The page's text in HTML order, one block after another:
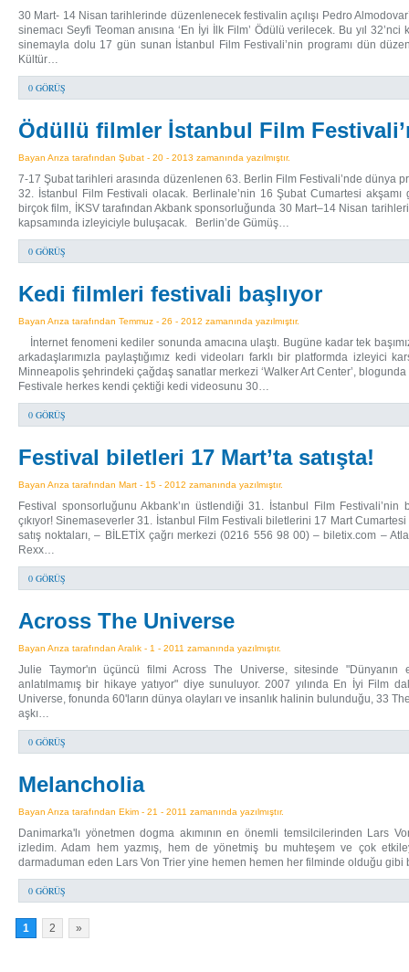
30 Mart- 14 Nisan tarihlerinde düzenlenecek festivalin açılışı Pedro
sinemacı Seyfi Teoman anısına ‘En İyi İlk Film’ Ödülü verilecek. Bu yıl
sinemayla dolu 17 gün sunan İstanbul Film Festivali’nin programı dün
Kültür…
0 GÖRÜŞ
Ödüllü filmler İstanbul Film
Bayan Arıza tarafından Şubat - 20 - 2013 zamanında yazılmıştır.
7-17 Şubat tarihleri arasında düzenlenen 63. Berlin Film Festivali’nde dünya
32. İstanbul Film Festivali olacak. Berlinale’nin 16 Şubat Cumartesi
birçok film, İKSV tarafından Akbank sponsorluğunda 30 Mart–14 Nisan
kapsamında izleyiciyle buluşacak. Berlin’de Gümüş…
0 GÖRÜŞ
Kedi filmleri festivali başlıyor
Bayan Arıza tarafından Temmuz - 26 - 2012 zamanında yazılmıştır.
İnternet fenomeni kediler sonunda amacına ulaştı. Bugüne kadar tek
arkadaşlarımızla paylaştığımız kedi videoları farklı bir platformda izleyici
Minneapolis şehrindeki çağdaş sanatlar merkezi ‘Walker Art Center’,
Festivale herkes kendi çektiği kedi videosunu 30…
0 GÖRÜŞ
Festival biletleri 17 Mart’ta satışta!
Bayan Arıza tarafından Mart - 15 - 2012 zamanında yazılmıştır.
Festival sponsorluğunu Akbank’ın üstlendiği 31. İstanbul Film
çıkıyor! Sinemaseverler 31. İstanbul Film Festivali biletlerini 17 Mart
satış noktaları, – BİLETİX çağrı merkezi (0216 556 98 00) – biletix.com –
Rexx…
0 GÖRÜŞ
Across The Universe
Bayan Arıza tarafından Aralık - 1 - 2011 zamanında yazılmıştır.
Julie Taymor'ın üçüncü filmi Across The Universe, sitesinde "Dünyanın
anlatılmamış bir hikaye yatıyor" diye sunuluyor. 2007 yılında En İyi Film
Universe, fonunda 60'ların dünya olayları ve insanlık halinin bulunduğu, 33
aşkı…
0 GÖRÜŞ
Melancholia
Bayan Arıza tarafından Ekim - 21 - 2011 zamanında yazılmıştır.
Danimarka'lı yönetmen dogma akımının en önemli temsilcilerinden Lars
izledim. Adam hem yazmış, hem de yönetmiş bu muhteşem ve çok
darmaduman eden Lars Von Trier yine hemen hemen her filminde olduğu gibi
0 GÖRÜŞ
1 2 »